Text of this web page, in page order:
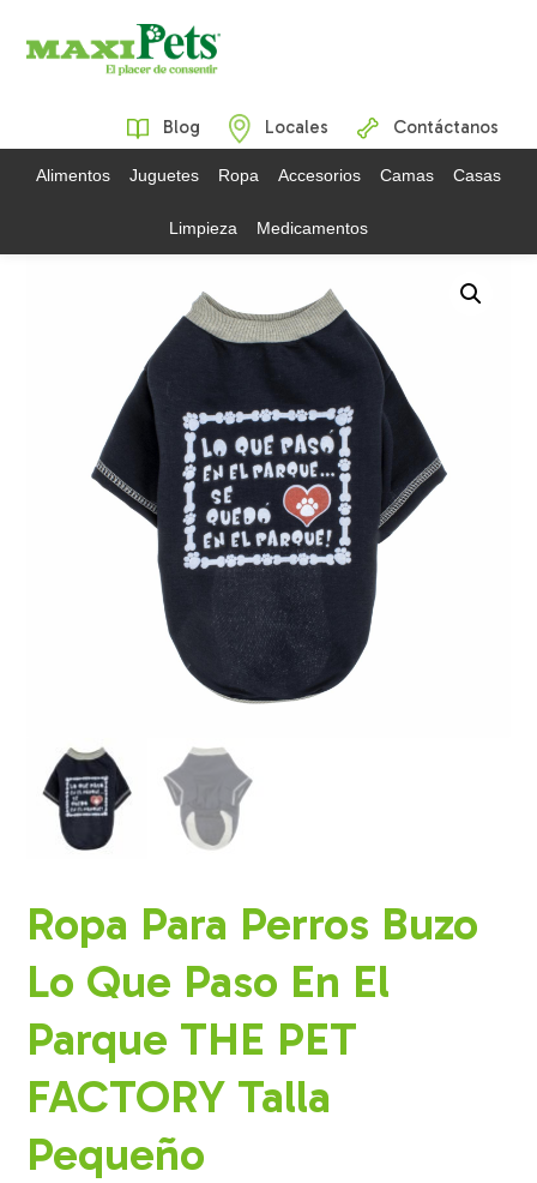
Blog Locales Contáctanos
Alimentos Juguetes Ropa Accesorios Camas Casas
Limpieza Medicamentos
Ropa Para Perros Buzo
Lo Que Paso En El
Parque THE PET
FACTORY Talla
Pequeño